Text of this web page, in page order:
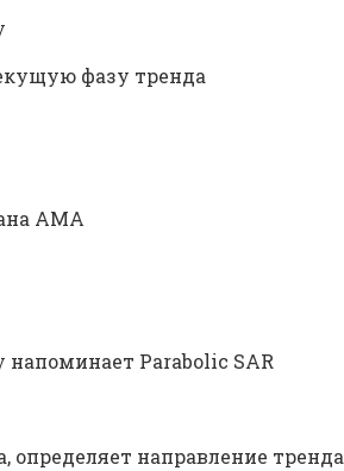
фазу тренда
АМА
Parabolic SAR
определяет направление тренда